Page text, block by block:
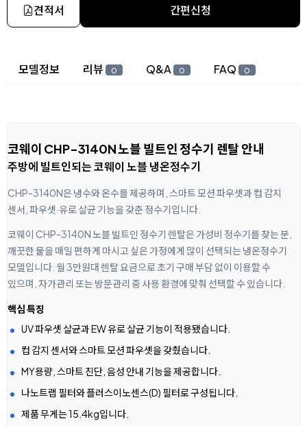
견적서 간편신청
상세 정보
모델정보 리뷰 0 Q&A 0 FAQ 0
코웨이 CHP-3140N 노블 빌트인 정수기 렌탈 안내
주방에 빌트인되는 코웨이 노블 냉온정수기
CHP-3140N은 냉수와 온수를 제공하며, 스마트 모션 파우셋과 컵 감지
센서, 파우셋·유로 살균 기능을 갖춘 정수기입니다.
코웨이 CHP-3140N 노블 빌트인 정수기 렌탈은 가성비 정수기를 찾는 분,
깨끗한 물을 매일 편하게 마시고 싶은 가정에게 많이 선택되는 냉온정수기
모델입니다. 월 3만원대 렌탈 요금으로 초기 구매 부담 없이 이용할 수
있으며, 자가관리 또는 방문관리 중 사용 환경에 맞춰 선택할 수 있습니다.
핵심 특징
UV 파우셋 살균과 EW 유로 살균 기능이 적용됐습니다.
컵 감지 센서와 스마트 모션 파우셋을 갖췄습니다.
MY용량, 스마트 진단, 음성 안내 기능을 제공합니다.
나노트랩 필터와 플러스이노센스(D) 필터로 구성됩니다.
제품 무게는 15.4kg입니다.